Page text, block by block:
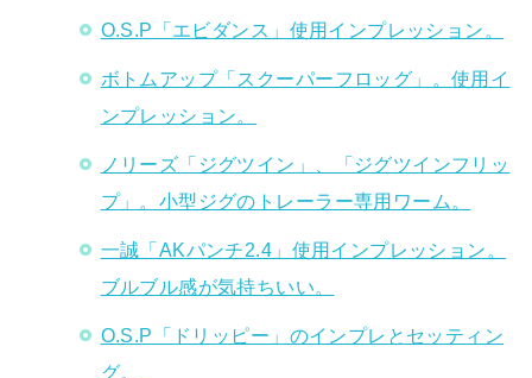
O.S.P「エビダンス」使用インプレッション。
ボトムアップ「スクーパーフロッグ」。使用イ
ンプレッション。
ノリーズ「ジグツイン」、「ジグツインフリッ
プ」。小型ジグのトレーラー専用ワーム。
一誠「AKパンチ2.4」使用インプレッション。
ブルブル感が気持ちいい。
O.S.P「ドリッピー」のインプレとセッティン
グ。